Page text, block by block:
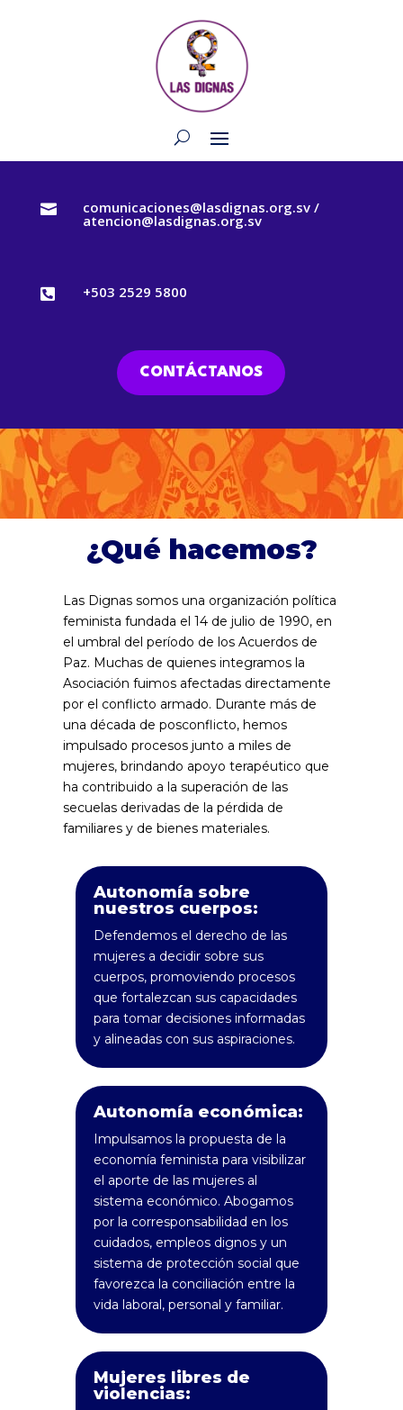
 comunicaciones@lasdignas.org.sv /
atencion@lasdignas.org.sv
 +503 2529 5800
CONTÁCTANOS
¿Qué hacemos?
Las Dignas somos una organización política
feminista fundada el 14 de julio de 1990, en
el umbral del período de los Acuerdos de
Paz. Muchas de quienes integramos la
Asociación fuimos afectadas directamente
por el conflicto armado. Durante más de
una década de posconflicto, hemos
impulsado procesos junto a miles de
mujeres, brindando apoyo terapéutico que
ha contribuido a la superación de las
secuelas derivadas de la pérdida de
familiares y de bienes materiales.
Autonomía sobre
nuestros cuerpos:
Defendemos el derecho de las
mujeres a decidir sobre sus
cuerpos, promoviendo procesos
que fortalezcan sus capacidades
para tomar decisiones informadas
y alineadas con sus aspiraciones.
Autonomía económica:
Impulsamos la propuesta de la
economía feminista para visibilizar
el aporte de las mujeres al
sistema económico. Abogamos
por la corresponsabilidad en los
cuidados, empleos dignos y un
sistema de protección social que
favorezca la conciliación entre la
vida laboral, personal y familiar.
Mujeres libres de
violencias: